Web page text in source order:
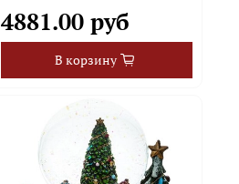
4881.00 руб
В корзину